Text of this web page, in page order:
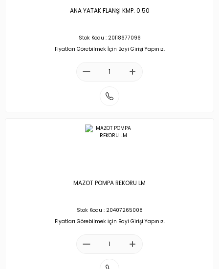
ANA YATAK FLANŞI KMP. 0.50
Stok Kodu : 20118677096
Fiyatları Görebilmek İçin Bayi Girişi Yapınız.
MAZOT POMPA REKORU LM
Stok Kodu : 20407265008
Fiyatları Görebilmek İçin Bayi Girişi Yapınız.